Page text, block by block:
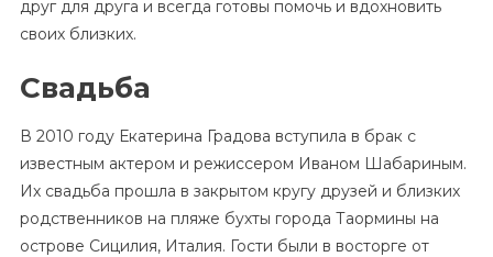
друг для друга и всегда готовы помочь и вдохновить
своих близких.
Свадьба
В 2010 году Екатерина Градова вступила в брак с
известным актером и режиссером Иваном Шабариным.
Их свадьба прошла в закрытом кругу друзей и близких
родственников на пляже бухты города Таормины на
острове Сицилия, Италия. Гости были в восторге от